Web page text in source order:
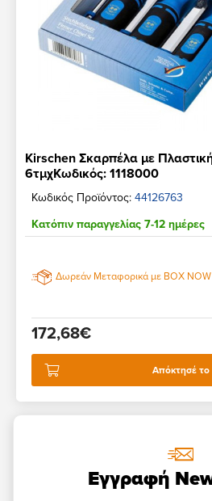
Kirschen Σκαρπέλα με
6τμχΚωδικός: 1118000
Κωδικός Προϊόντος: 44126763
Κατόπιν παραγγελίας 7-12 ημέρες
Δωρεάν Μεταφορικά με BOX
172,68€
Απόκτησέ το
Εγγραφή